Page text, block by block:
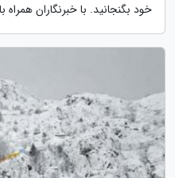
خود بگنجانید. با خبرنگاران همراه